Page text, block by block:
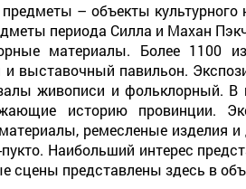
– объекты
периода Силла и Махан
материалы. Более 1100
и выставочный павильон.
живописи и фольклорный. В
историю провинции.
ремесленые изделия
Наибольший интерес
сцены представлены здесь в